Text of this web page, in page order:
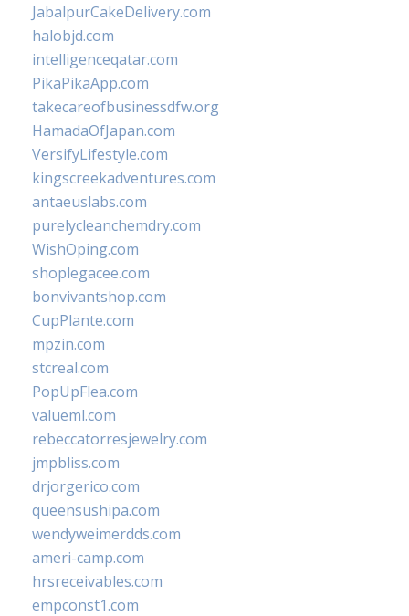
JabalpurCakeDelivery.com
halobjd.com
intelligenceqatar.com
PikaPikaApp.com
takecareofbusinessdfw.org
HamadaOfJapan.com
VersifyLifestyle.com
kingscreekadventures.com
antaeuslabs.com
purelycleanchemdry.com
WishOping.com
shoplegacee.com
bonvivantshop.com
CupPlante.com
mpzin.com
stcreal.com
PopUpFlea.com
valueml.com
rebeccatorresjewelry.com
jmpbliss.com
drjorgerico.com
queensushipa.com
wendyweimerdds.com
ameri-camp.com
hrsreceivables.com
empconst1.com